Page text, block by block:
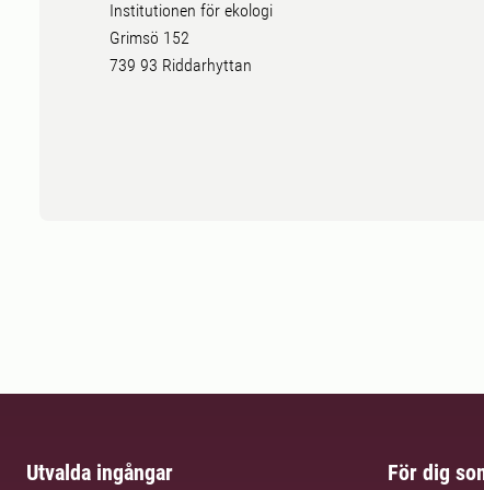
Institutionen för ekologi
Grimsö 152
739 93 Riddarhyttan
Utvalda ingångar För dig